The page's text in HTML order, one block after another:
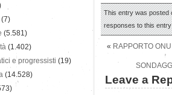
This entry was posted
responses to this
« RAPPORTO
Leave a
(7)
(5.581)
(1.402)
e progressisti (19)
(14.528)